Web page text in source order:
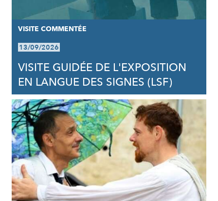
VISITE COMMENTÉE
13/09/2026
VISITE GUIDÉE DE L'EXPOSITION
EN LANGUE DES SIGNES (LSF)